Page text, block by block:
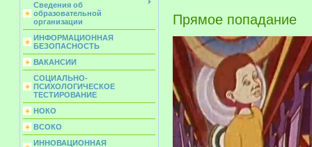
Сведения об
образовательной
организации
ИНФОРМАЦИОННАЯ
БЕЗОПАСНОСТЬ
ВАКАНСИИ
СОЦИАЛЬНО-
ПСИХОЛОГИЧЕСКОЕ
ТЕСТИРОВАНИЕ
НОКО
ВСОКО
ИННОВАЦИОННАЯ
Прямое попадание